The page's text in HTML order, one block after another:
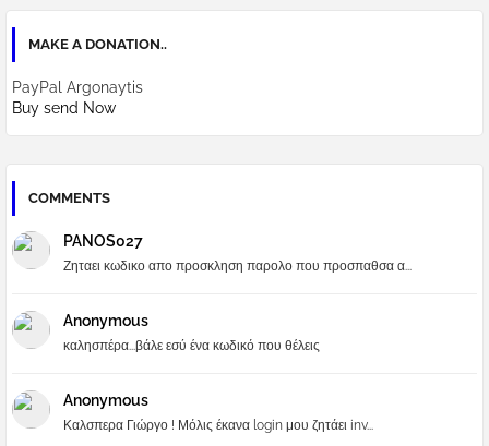
MAKE A DONATION..
PayPal Argonaytis
Buy send Now
COMMENTS
PANOS027
Ζηταει κωδικο απο προσκληση παρολο που προσπαθσα α...
Anonymous
καλησπέρα...βάλε εσύ ένα κωδικό που θέλεις
Anonymous
Καλσπερα Γιώργο ! Μόλις έκανα login μου ζητάει inv...